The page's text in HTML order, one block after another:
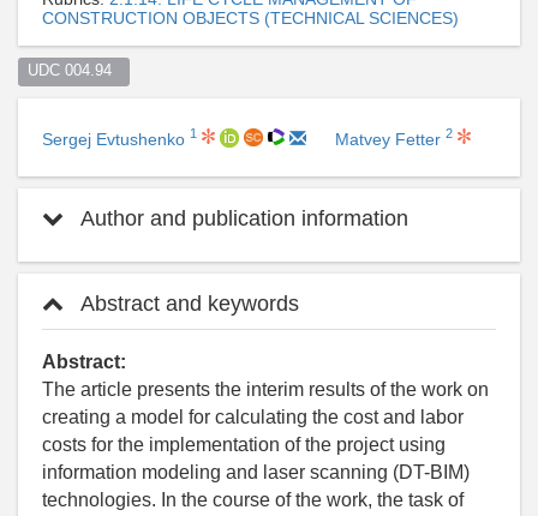
CONSTRUCTION OBJECTS (TECHNICAL SCIENCES)
UDC 004.94
Sergej Evtushenko 1 Matvey Fetter 2
Author and publication information
Abstract and keywords
Abstract:
The article presents the interim results of the work on
creating a model for calculating the cost and labor
costs for the implementation of the project using
information modeling and laser scanning (DT-BIM)
technologies. In the course of the work, the task of